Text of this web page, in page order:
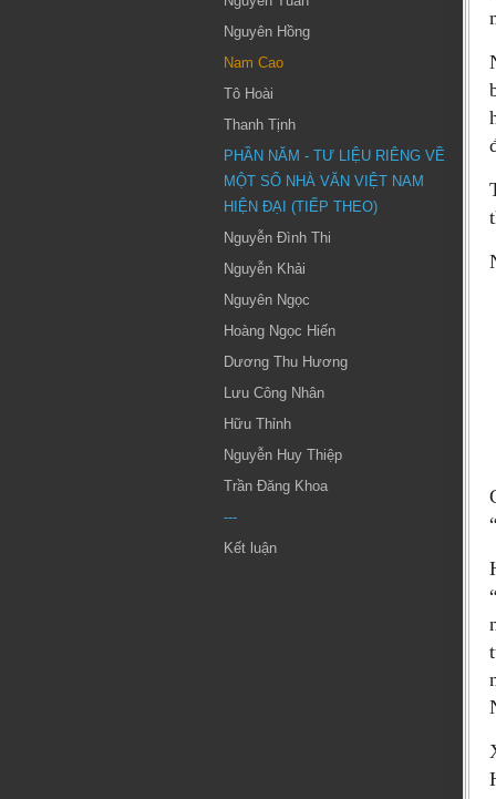
Nguyên Hồng
Nam Cao
Tô Hoài
Thanh Tịnh
PHẦN NĂM - TƯ LIỆU RIÊNG VỀ
MỘT SỐ NHÀ VĂN VIỆT NAM
HIỆN ĐẠI (TIẾP THEO)
Nguyễn Đình Thi
Nguyễn Khải
Nguyên Ngọc
Hoàng Ngọc Hiến
Dương Thu Hương
Lưu Công Nhân
Hữu Thỉnh
Nguyễn Huy Thiệp
Trần Đăng Khoa
---
Kết luận